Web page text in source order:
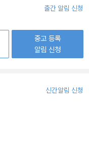
출간 알림 신청
중고 등록
알림 신청
신간알림 신청